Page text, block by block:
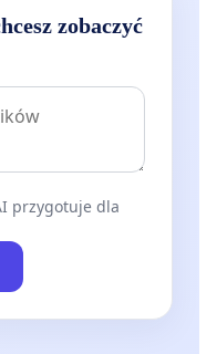
zobaczyć
przygotuje dla